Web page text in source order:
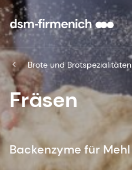
Brote und Brotspezialitäten
Fräsen
Backenzyme für Mehl